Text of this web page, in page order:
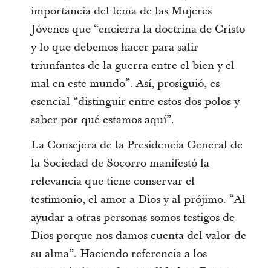
importancia del lema de las Mujeres
Jóvenes que “encierra la doctrina de Cristo
y lo que debemos hacer para salir
triunfantes de la guerra entre el bien y el
mal en este mundo”. Así, prosiguió, es
esencial “distinguir entre estos dos polos y
saber por qué estamos aquí”.
La Consejera de la Presidencia General de
la Sociedad de Socorro manifestó la
relevancia que tiene conservar el
testimonio, el amor a Dios y al prójimo. “Al
ayudar a otras personas somos testigos de
Dios porque nos damos cuenta del valor de
su alma”. Haciendo referencia a los